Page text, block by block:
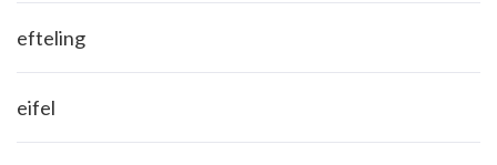
efteling
eifel